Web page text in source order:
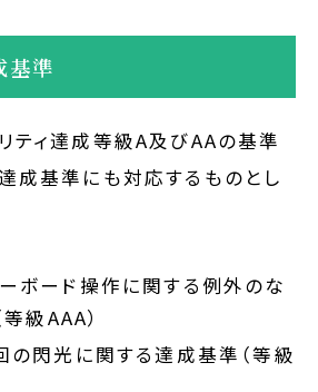
基準
ティ達成等級A及びAAの基準
成基準にも対応するものとし
ード操作に関する例外のな
級AAA）
閃光に関する達成基準（等級